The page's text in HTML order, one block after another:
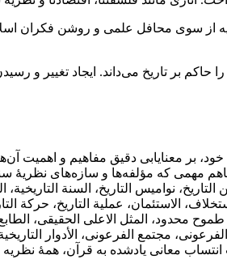
از سوی محافل علمی و روشن فکران
بر تاریخ می‌داند‌‌‌‌. ایجاد تغییر و
همراه شویم‌‌‌‌‌‌، مفاهم مهمی که مؤلفه‌ها و
نوامیس‌ التاریخ‌‌‌‌‌‌، السنة التاریخیة‌‌‌‌‌‌،
الاستئمان‌‌‌‌‌‌، عملیة التاریخ‌‌‌‌‌‌، حرکة
طموح محدود‌‌‌‌، المثل الاعلی الحقیقی‌‌‌‌‌‌،
معانی یادشده به‌ قرآن‌‌‌‌‌‌‌، همۀ‌ نظریه